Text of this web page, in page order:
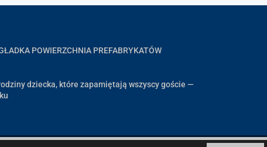
POWIERZCHNIA PREFABRYKATÓW
dziecka, które zapamiętają wszyscy goście —